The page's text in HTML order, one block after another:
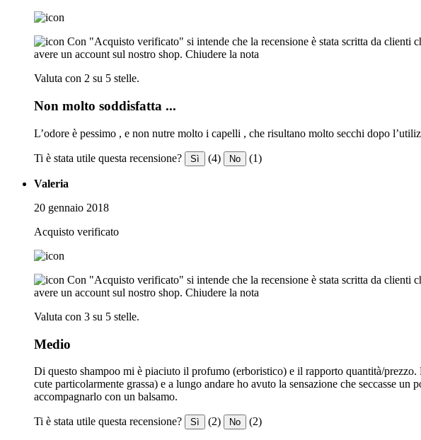
Con "Acquisto verificato" si intende che la recensione è stata scritta da clienti
avere un account sul nostro shop. Chiudere la nota
Valuta con 2 su 5 stelle.
Non molto soddisfatta ...
L’odore è pessimo , e non nutre molto i capelli , che risultano molto secchi dopo
Ti è stata utile questa recensione? Sì (4) No (1)
Valeria
20 gennaio 2018
Acquisto verificato
Con "Acquisto verificato" si intende che la recensione è stata scritta da clienti
avere un account sul nostro shop. Chiudere la nota
Valuta con 3 su 5 stelle.
Medio
Di questo shampoo mi è piaciuto il profumo (erboristico) e il rapporto quantità/
cute particolarmente grassa) e a lungo andare ho avuto la sensazione che seccasse
accompagnarlo con un balsamo.
Ti è stata utile questa recensione? Sì (2) No (2)